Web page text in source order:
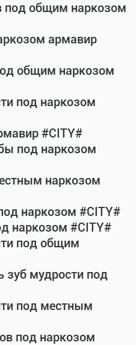
под общим наркозом
армавир
общим наркозом
под наркозом
#CITY#
под наркозом
наркозом
наркозом #CITY#
наркозом #CITY#
под общим
зуб мудрости под
под местным
под наркозом